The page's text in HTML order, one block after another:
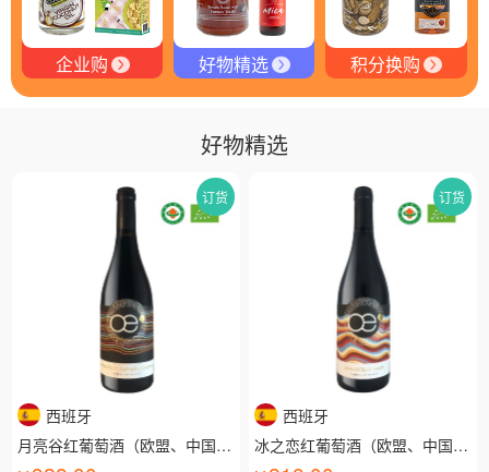
企业购 好物精选 积分换购
好物精选
订货
西班牙
月亮谷红葡萄酒（欧盟、中国有机认证）
订货
西班牙
冰之恋红葡萄酒（欧盟、中国有机认证）